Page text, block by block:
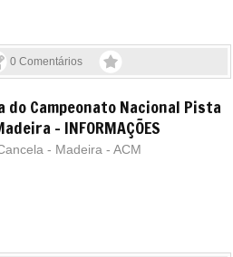
0 Comentários
do Campeonato Nacional Pista
- INFORMAÇÕES
- Madeira - ACM